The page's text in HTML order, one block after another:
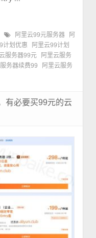
阿里云99元服务器
阿
计划优惠
阿里云99计划
服务器99元
阿里云服务
务器续费99
阿里云服务
有必要买99元的云